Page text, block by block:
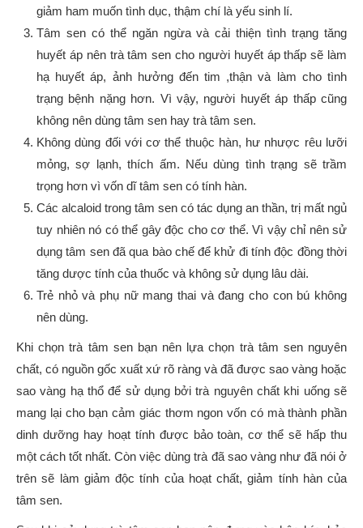
giảm ham muốn tình dục, thậm chí là yếu sinh lí.
Tâm sen có thể ngăn ngừa và cải thiện tình trạng tăng
huyết áp nên trà tâm sen cho người huyết áp thấp sẽ làm
hạ huyết áp, ảnh hưởng đến tim ,thận và làm cho tình
trạng bệnh nặng hơn. Vì vậy, người huyết áp thấp cũng
không nên dùng tâm sen hay trà tâm sen.
Không dùng đối với cơ thể thuộc hàn, hư nhược rêu lưỡi
mỏng, sợ lạnh, thích ấm. Nếu dùng tình trạng sẽ trầm
trọng hơn vì vốn dĩ tâm sen có tính hàn.
Các alcaloid trong tâm sen có tác dụng an thần, trị mất ngủ
tuy nhiên nó có thể gây độc cho cơ thể. Vì vậy chỉ nên sử
dụng tâm sen đã qua bào chế để khử đi tính độc đồng thời
tăng dược tính của thuốc và không sử dụng lâu dài.
Trẻ nhỏ và phụ nữ mang thai và đang cho con bú không
nên dùng.
Khi chọn trà tâm sen bạn nên lựa chọn trà tâm sen nguyên
chất, có nguồn gốc xuất xứ rõ ràng và đã được sao vàng hoặc
sao vàng hạ thổ để sử dụng bởi trà nguyên chất khi uống sẽ
mang lại cho bạn cảm giác thơm ngon vốn có mà thành phần
dinh dưỡng hay hoạt tính được bảo toàn, cơ thể sẽ hấp thu
một cách tốt nhất. Còn việc dùng trà đã sao vàng như đã nói ở
trên sẽ làm giảm độc tính của hoạt chất, giảm tính hàn của
tâm sen.